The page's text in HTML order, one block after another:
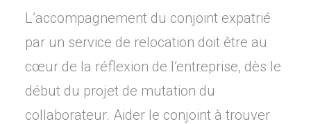
L’accompagnement du conjoint expatrié
par un service de relocation doit être au
cœur de la réflexion de l’entreprise, dès le
début du projet de mutation du
collaborateur. Aider le conjoint à trouver